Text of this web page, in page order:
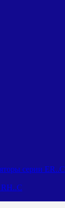
серии ER..C
RH..C